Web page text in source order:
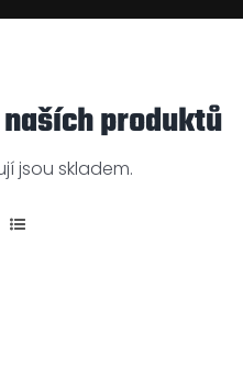
produktů
jsou skladem.